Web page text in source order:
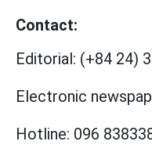
Contact:
Editorial: (+84 24)
Electronic
Hotline: 096